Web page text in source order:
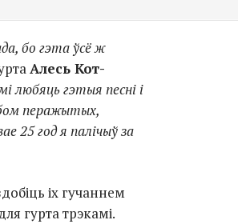
бо гэта ўсё ж
Алесь Кот-
любяць гэтыя песні і
перажытых,
25 год я палічыў за
іх гучаннем
гурта трэкамі.